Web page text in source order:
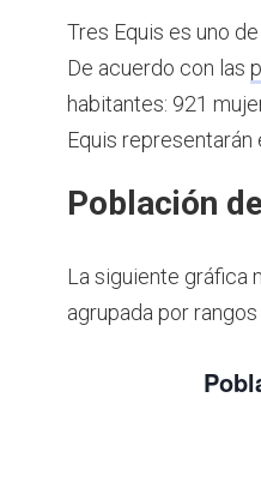
Tres Equis es uno
De acuerdo con las
habitantes: 921
Equis representarán
Población
La siguiente gráfica
agrupada por